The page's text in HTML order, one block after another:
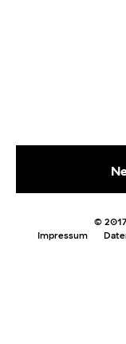
©
Impressum